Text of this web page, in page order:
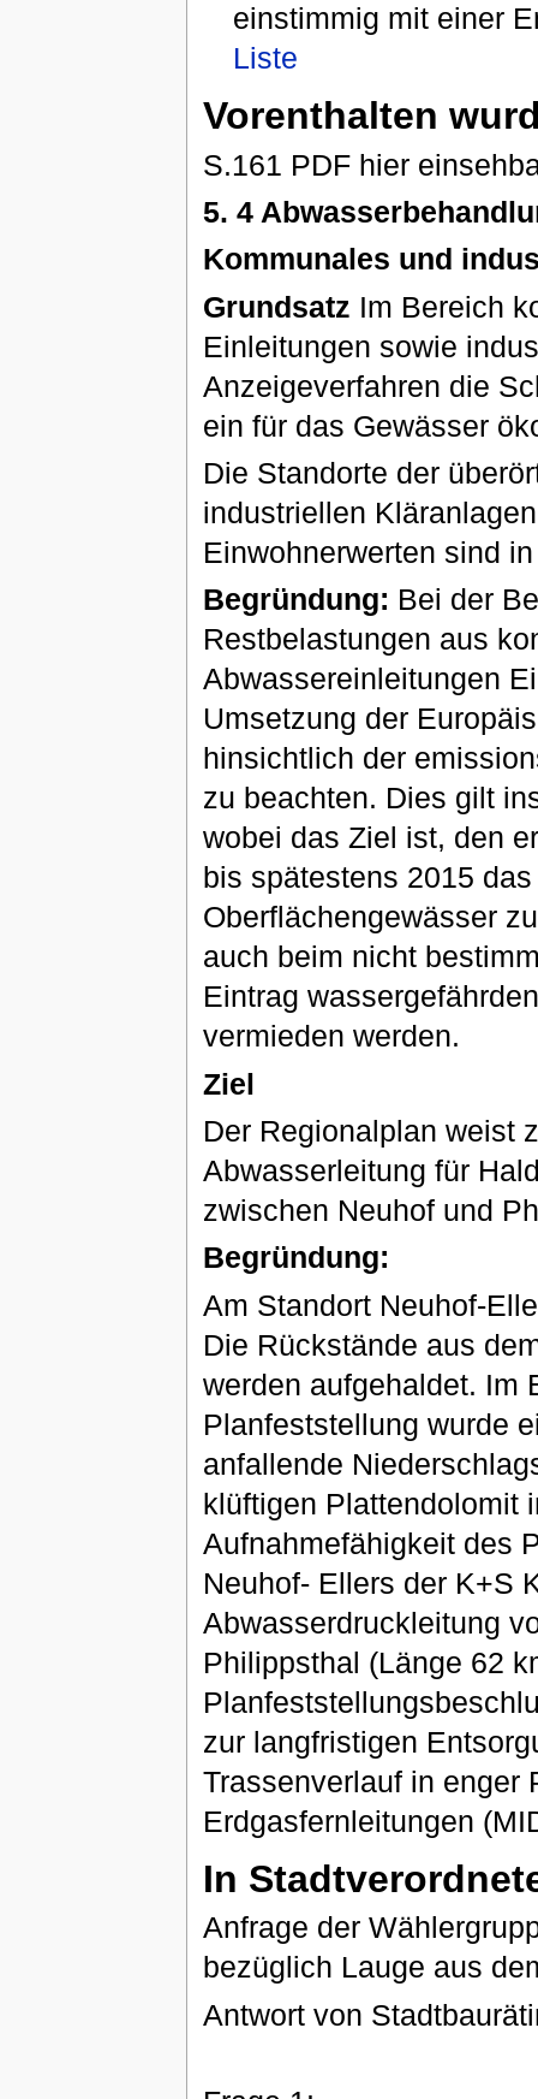
einstimmig mit einer
Liste
Vorenthalten
S.161 PDF hier
5. 4
Kommunales und
Grundsatz Im Bereich
Einleitungen sowie
Anzeigeverfahren die
ein für das Gewässer
Die Standorte der
industriellen
Einwohnerwerten sind
Begründung: Bei der
Restbelastungen aus
Abwassereinleitungen
Umsetzung der
hinsichtlich der
zu beachten. Dies gilt
wobei das Ziel ist, den
bis spätestens 2015
Oberflächengewässer
auch beim nicht
Eintrag
vermieden werden.
Ziel
Der Regionalplan weist
Abwasserleitung für
zwischen Neuhof und
Begründung:
Am Standort Neuhof-
Die Rückstände aus
werden aufgehaldet. Im
Planfeststellung wurde
anfallende
klüftigen Plattendolomit
Aufnahmefähigkeit des
Neuhof- Ellers der K+S
Abwasserdruckleitung
Philippsthal (Länge 62
zur langfristigen
Trassenverlauf in enger
Erdgasfernleitungen
In
Anfrage der
bezüglich Lauge aus
Antwort von